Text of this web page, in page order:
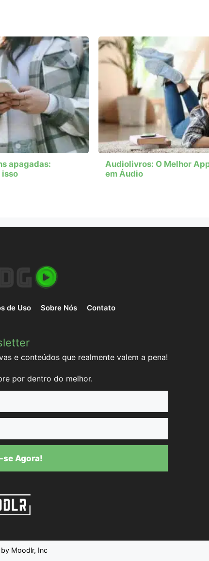
apagadas:
isso
Audiolivros: O Melhor
em Áudio
de Uso Sobre Nós Contato
e conteúdos que realmente valem a pena!
por dentro do melhor.
se Agora!